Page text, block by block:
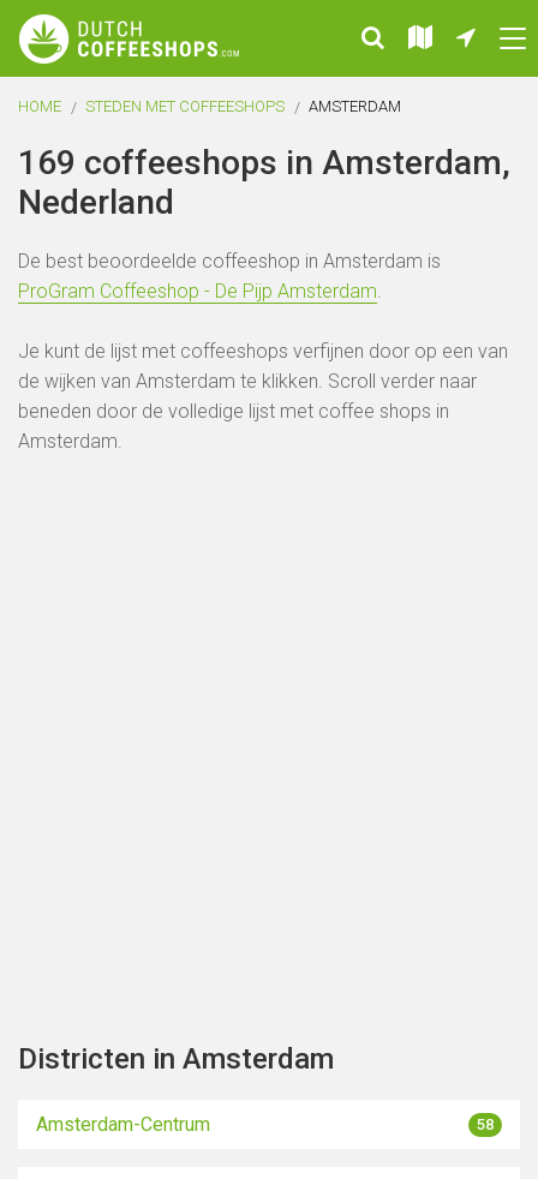
HOME STEDEN MET COFFEESHOPS AMSTERDAM
169 coffeeshops in Amsterdam,
Nederland
De best beoordeelde coffeeshop in Amsterdam is
ProGram Coffeeshop - De Pijp Amsterdam.
Je kunt de lijst met coffeeshops verfijnen door op een van
de wijken van Amsterdam te klikken. Scroll verder naar
beneden door de volledige lijst met coffee shops in
Amsterdam.
Districten in Amsterdam
Amsterdam-Centrum 58